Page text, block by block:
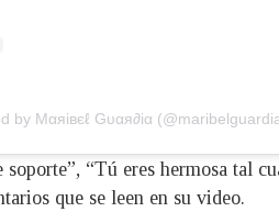
by Mαяiвєℓ Gυαя∂iα
“Tú eres hermosa tal
que se leen en su video.